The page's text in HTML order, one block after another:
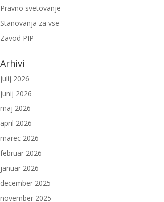
Pravno svetovanje
Stanovanja za vse
Zavod PIP
Arhivi
julij 2026
junij 2026
maj 2026
april 2026
marec 2026
februar 2026
januar 2026
december 2025
november 2025